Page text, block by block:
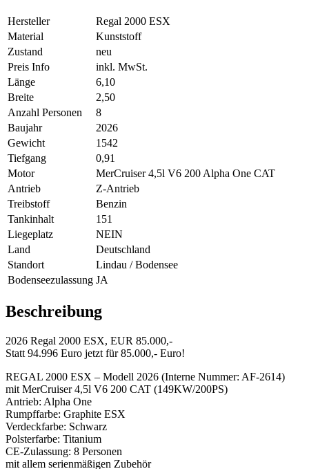
Hersteller
Regal 2000 ESX
Material
Kunststoff
Zustand
neu
Preis Info
inkl. MwSt.
Länge
6,10
Breite
2,50
Anzahl Personen
8
Baujahr
2026
Gewicht
1542
Tiefgang
0,91
Motor
MerCruiser 4,5l V6 200 Alpha One CAT
Antrieb
Z-Antrieb
Treibstoff
Benzin
Tankinhalt
151
Liegeplatz
NEIN
Land
Deutschland
Standort
Lindau / Bodensee
Bodenseezulassung JA
Beschreibung
2026 Regal 2000 ESX, EUR 85.000,-
Statt 94.996 Euro jetzt für 85.000,- Euro!
REGAL 2000 ESX – Modell 2026 (Interne Nummer: AF-2614)
mit MerCruiser 4,5l V6 200 CAT (149KW/200PS)
Antrieb: Alpha One
Rumpffarbe: Graphite ESX
Verdeckfarbe: Schwarz
Polsterfarbe: Titanium
CE-Zulassung: 8 Personen
mit allem serienmäßigen Zubehör